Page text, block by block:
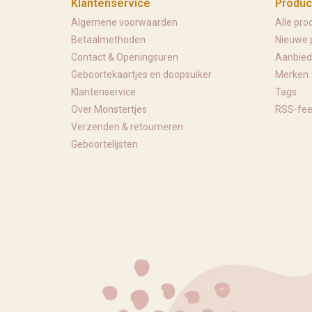
Klantenservice
Algemene voorwaarden
Betaalmethoden
Contact & Openingsuren
Geboortekaartjes en doopsuiker
Klantenservice
Over Monstertjes
Verzenden & retourneren
Geboortelijsten
Alle
Nieuwe
Merken
Tags
RSS-